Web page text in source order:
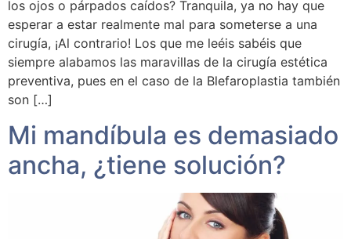
los ojos o párpados caídos? Tranquila, ya no hay que
esperar a estar realmente mal para someterse a una
cirugía, ¡Al contrario! Los que me leéis sabéis que
siempre alabamos las maravillas de la cirugía estética
preventiva, pues en el caso de la Blefaroplastia también
son […]
Mi mandíbula es demasiado
ancha, ¿tiene solución?